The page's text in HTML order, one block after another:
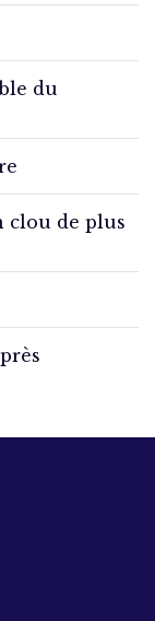
du
clou de plus